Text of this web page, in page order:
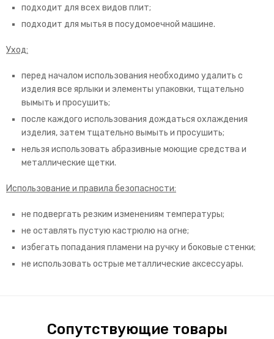
подходит для всех видов плит;
подходит для мытья в посудомоечной машине.
Уход:
перед началом использования необходимо удалить с
изделия все ярлыки и элементы упаковки, тщательно
вымыть и просушить;
после каждого использования дождаться охлаждения
изделия, затем тщательно вымыть и просушить;
нельзя использовать абразивные моющие средства и
металлические щетки.
Использование и правила безопасности:
не подвергать резким изменениям температуры;
не оставлять пустую кастрюлю на огне;
избегать попадания пламени на ручку и боковые стенки;
не использовать острые металлические аксессуары.
Сопутствующие товары